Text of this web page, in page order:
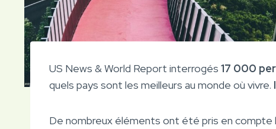
US News & World Report interrogés 17 000
quels pays sont les meilleurs au monde où vivre.
De nombreux éléments ont été pris en compte